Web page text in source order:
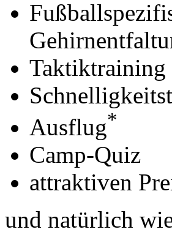
Taktiktraining
Ausflug*
Camp-Quiz
attraktiven
und natürlich